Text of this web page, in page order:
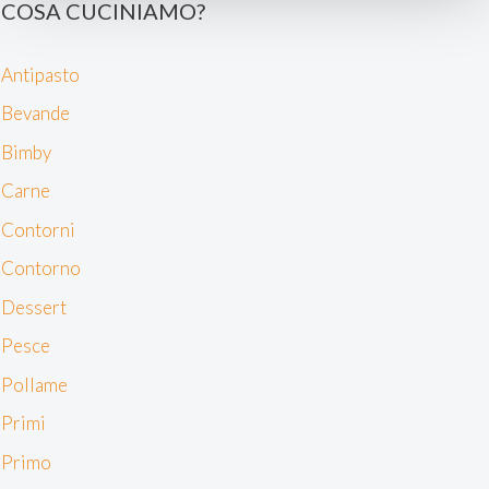
e imposta le tue preferenze nella
dalla Dichiarazione sui cookie.
esempio il tuo indirizzo IP, utilizzando tecnologie quali i
dispositivo. Ciò è finalizzato a pubblicare annunci e
contenuti personalizzati, valutare pubblicità e contenuti,
scegliere chi utilizza i tuoi dati e per quali scopi.
Approfondisci come vengono elaborati i tuoi dati personali
modificare o revocare il tuo consenso in qualsiasi
momento dalla Dichiarazione sui cookie. Utilizziamo i
profilazione o altri strumenti di tracciamento, anche di
COSA CUCINIAMO?
Antipasto
Bevande
Bimby
Carne
Contorni
Contorno
Dessert
Pesce
Pollame
Primi
Primo